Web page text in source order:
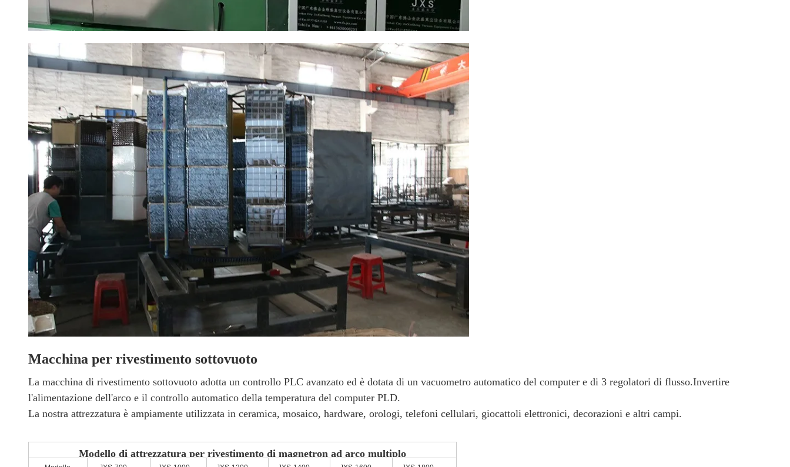
Macchina per rivestimento sottovuoto
La macchina di rivestimento sottovuoto adotta un controllo PLC avanzato ed è dotata di un vacuometro automatico del computer e di 3 regolatori di flusso.Invertire
l'alimentazione dell'arco e il controllo automatico della temperatura del computer PLD.
La nostra attrezzatura è ampiamente utilizzata in ceramica, mosaico, hardware, orologi, telefoni cellulari, giocattoli elettronici, decorazioni e altri campi.
Modello di attrezzatura per rivestimento di magnetron ad arco multiplo